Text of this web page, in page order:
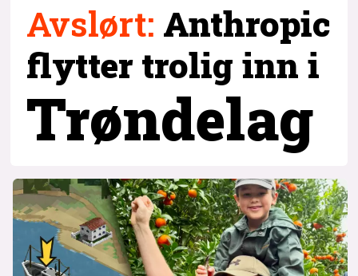
Avslørt: Anthropic
flytter trolig inn i
Trøndelag